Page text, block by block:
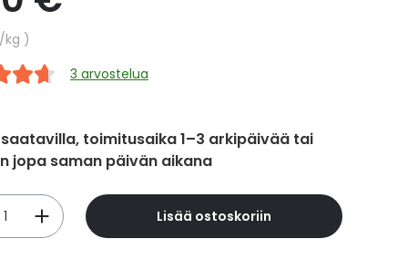
/kg
3 arvostelua
toimitusaika 1–3 arkipäivää tai
jopa saman päivän aikana
Lisää ostoskoriin